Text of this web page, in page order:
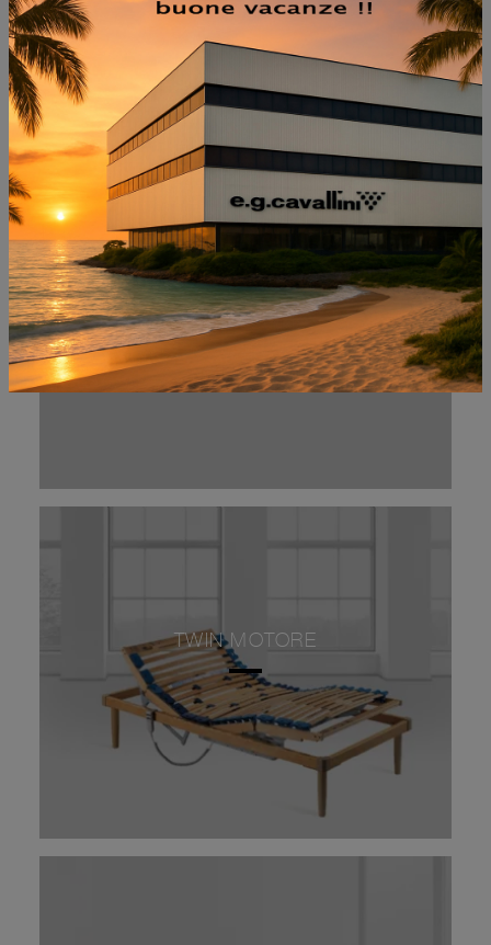
NON PERDERTI ANCHE:
RANGE RELAX
TWIN MOTORE